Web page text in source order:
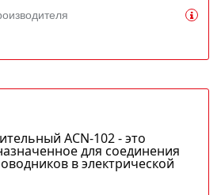
ACN-102 - это
для соединения
в электрической